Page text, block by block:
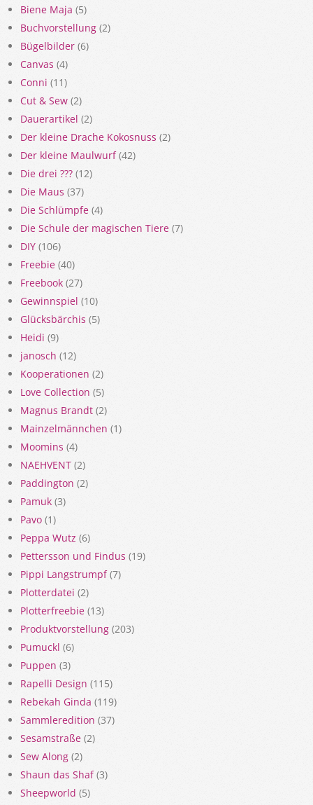
Biene Maja (5)
Buchvorstellung (2)
Bügelbilder (6)
Canvas (4)
Conni (11)
Cut & Sew (2)
Dauerartikel (2)
Der kleine Drache Kokosnuss (2)
Der kleine Maulwurf(42)
Die drei ??? (12)
Die Maus (37)
Die Schlümpfe (4)
Die Schule der magischen Tiere (7)
DIY (106)
Freebie (40)
Freebook (27)
Gewinnspiel (10)
Glücksbärchis (5)
Heidi (9)
janosch (12)
Kooperationen (2)
Love Collection (5)
Magnus Brandt (2)
Mainzelmännchen (1)
Moomins (4)
NAEHVENT (2)
Paddington (2)
Pamuk (3)
Pavo (1)
Peppa Wutz (6)
Pettersson und Findus (19)
Pippi Langstrumpf(7)
Plotterdatei (2)
Plotterfreebie (13)
Produktvorstellung (203)
Pumuckl (6)
Puppen (3)
Rapelli Design (115)
Rebekah Ginda (119)
Sammleredition (37)
Sesamstraße (2)
Sew Along (2)
Shaun das Shaf(3)
Sheepworld (5)